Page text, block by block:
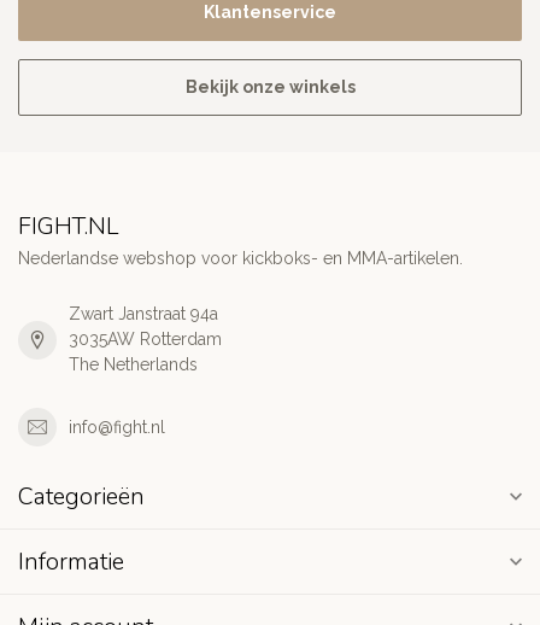
Klantenservice
Bekijk onze winkels
FIGHT.NL
Nederlandse webshop voor kickboks- en MMA-artikelen.
Zwart Janstraat 94a
3035AW Rotterdam
The Netherlands
info@fight.nl
Categorieën
Informatie